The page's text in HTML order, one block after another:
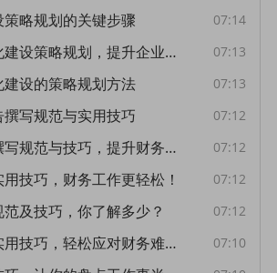
策略规划的关键步骤 07:14
• 掌握财务信息化建设策略规划，提升企业竞争力 07:13
建设的策略规划方法 07:13
撰写规范与实用技巧 07:12
• 掌握财务报告撰写规范与技巧，提升财务工作质量！ 07:12
技巧，财务工作更轻松！ 07:12
及技巧，你了解多少？ 07:12
• 掌握存货盘点实用技巧，轻松应对财务难题！ 07:10